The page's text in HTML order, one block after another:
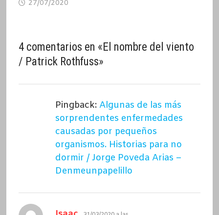
27/07/2020
4 comentarios en «El nombre del viento
/ Patrick Rothfuss»
Pingback: Algunas de las más
sorprendentes enfermedades
causadas por pequeños
organismos. Historias para no
dormir / Jorge Poveda Arias –
Denmeunpapelillo
dice: